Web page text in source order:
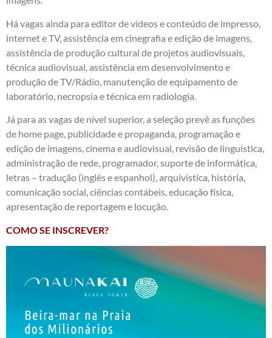
Há vagas ainda para editor de vídeos e conteúdo de impresso,
internet e TV, assistência em cinegrafia e edição de imagens,
assistência de produção cultural de projetos audiovisuais,
técnica audiovisual, assistência em desenvolvimento e
produção de TV/Rádio, manutenção de equipamento de
laboratório, necropsia e técnica em radiologia.
Já para as vagas de nível superior, a seleção prevê as funções
de home page, publicidade e propaganda, programação e
edição de imagens, cinema e audiovisual, revisão de linguística,
administração de rede, programador, suporte de informática,
letras – tradução (inglês e espanhol), arquivística, história,
comunicação social, ciências contábeis, educação física,
apresentação de reportagem e locução.
COMO SE INSCREVER?